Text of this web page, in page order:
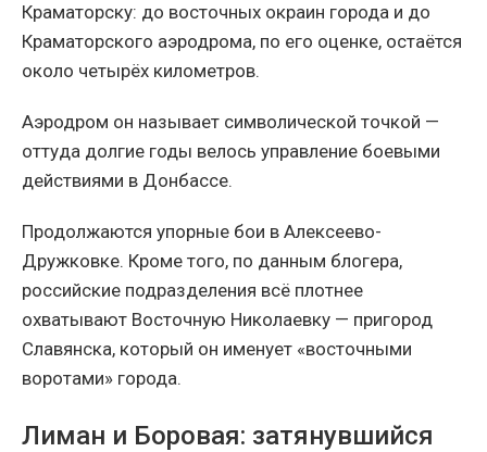
Краматорску: до восточных окраин города и до
Краматорского аэродрома, по его оценке, остаётся
около четырёх километров.
Аэродром он называет символической точкой —
оттуда долгие годы велось управление боевыми
действиями в Донбассе.
Продолжаются упорные бои в Алексеево-
Дружковке. Кроме того, по данным блогера,
российские подразделения всё плотнее
охватывают Восточную Николаевку — пригород
Славянска, который он именует «восточными
воротами» города.
Лиман и Боровая: затянувшийся